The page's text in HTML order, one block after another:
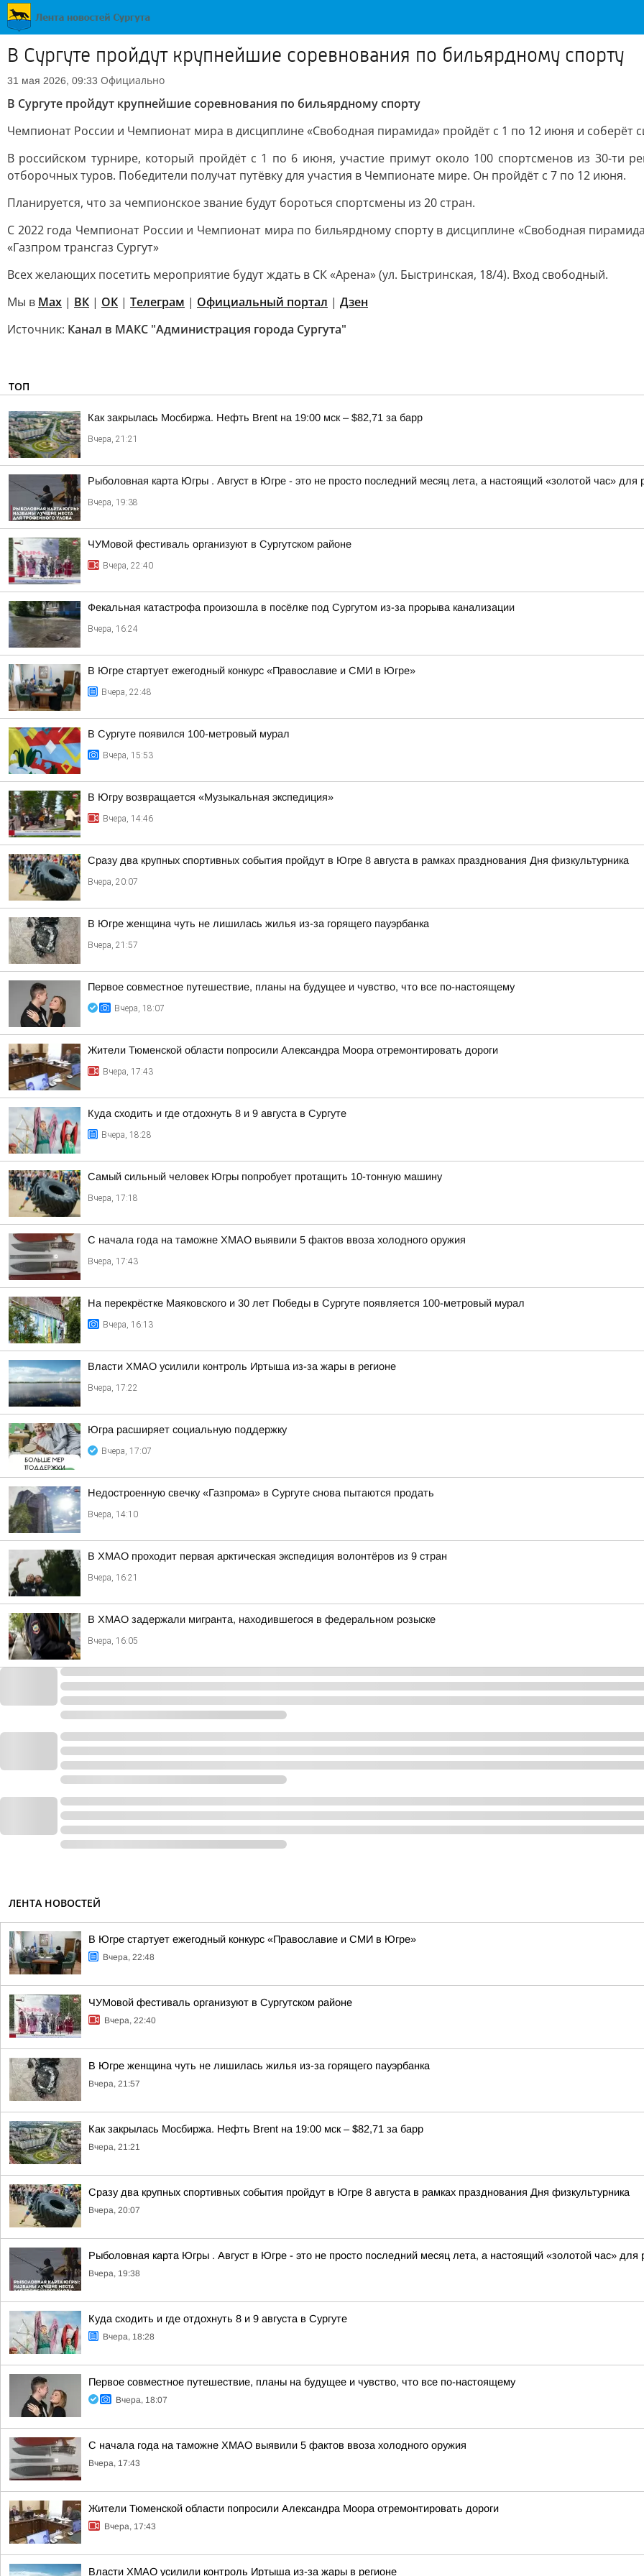
В Сургуте пройдут крупнейшие соревнования по бильярдному спорту
31 мая 2026, 09:33 Официально
В Сургуте пройдут крупнейшие соревнования по бильярдному спорту
Чемпионат России и Чемпионат мира в дисциплине «Свободная пирамида» пройдёт с 1 по 12 июня и соберёт
В российском турнире, который пройдёт с 1 по 6 июня, участие примут около 100 спортсменов из 30-ти
отборочных туров. Победители получат путёвку для участия в Чемпионате мире. Он пройдёт с 7 по 12 июня.
Планируется, что за чемпионское звание будут бороться спортсмены из 20 стран.
С 2022 года Чемпионат России и Чемпионат мира по бильярдному спорту в дисциплине «Свободная
«Газпром трансгаз Сургут»
Всех желающих посетить мероприятие будут ждать в СК «Арена» (ул. Быстринская, 18/4). Вход свободный.
Мы в Max | ВК | ОК | Телеграм | Официальный портал | Дзен
Источник: Канал в МАКС "Администрация города Сургута"
ТОП
Как закрылась Мосбиржа. Нефть Brent на 19:00 мск – $82,71 за барр
Вчера, 21:21
Рыболовная карта Югры . Август в Югре - это не просто последний месяц лета, а настоящий «золотой час» для
Вчера, 19:38
ЧУМовой фестиваль организуют в Сургутском районе
Вчера, 22:40
Фекальная катастрофа произошла в посёлке под Сургутом из-за прорыва канализации
Вчера, 16:24
В Югре стартует ежегодный конкурс «Православие и СМИ в Югре»
Вчера, 22:48
В Сургуте появился 100-метровый мурал
Вчера, 15:53
В Югру возвращается «Музыкальная экспедиция»
Вчера, 14:46
Сразу два крупных спортивных события пройдут в Югре 8 августа в рамках празднования Дня физкультурника
Вчера, 20:07
В Югре женщина чуть не лишилась жилья из-за горящего пауэрбанка
Вчера, 21:57
Первое совместное путешествие, планы на будущее и чувство, что все по-настоящему
Вчера, 18:07
Жители Тюменской области попросили Александра Моора отремонтировать дороги
Вчера, 17:43
Куда сходить и где отдохнуть 8 и 9 августа в Сургуте
Вчера, 18:28
Самый сильный человек Югры попробует протащить 10-тонную машину
Вчера, 17:18
С начала года на таможне ХМАО выявили 5 фактов ввоза холодного оружия
Вчера, 17:43
На перекрёстке Маяковского и 30 лет Победы в Сургуте появляется 100-метровый мурал
Вчера, 16:13
Власти ХМАО усилили контроль Иртыша из-за жары в регионе
Вчера, 17:22
Югра расширяет социальную поддержку
Вчера, 17:07
Недостроенную свечку «Газпрома» в Сургуте снова пытаются продать
Вчера, 14:10
В ХМАО проходит первая арктическая экспедиция волонтёров из 9 стран
Вчера, 16:21
В ХМАО задержали мигранта, находившегося в федеральном розыске
Вчера, 16:05
ЛЕНТА НОВОСТЕЙ
В Югре стартует ежегодный конкурс «Православие и СМИ в Югре»
Вчера, 22:48
ЧУМовой фестиваль организуют в Сургутском районе
Вчера, 22:40
В Югре женщина чуть не лишилась жилья из-за горящего пауэрбанка
Вчера, 21:57
Как закрылась Мосбиржа. Нефть Brent на 19:00 мск – $82,71 за барр
Вчера, 21:21
Сразу два крупных спортивных события пройдут в Югре 8 августа в рамках празднования Дня физкультурника
Вчера, 20:07
Рыболовная карта Югры . Август в Югре - это не просто последний месяц лета, а настоящий «золотой час» для
Вчера, 19:38
Куда сходить и где отдохнуть 8 и 9 августа в Сургуте
Вчера, 18:28
Первое совместное путешествие, планы на будущее и чувство, что все по-настоящему
Вчера, 18:07
С начала года на таможне ХМАО выявили 5 фактов ввоза холодного оружия
Вчера, 17:43
Жители Тюменской области попросили Александра Моора отремонтировать дороги
Вчера, 17:43
Власти ХМАО усилили контроль Иртыша из-за жары в регионе